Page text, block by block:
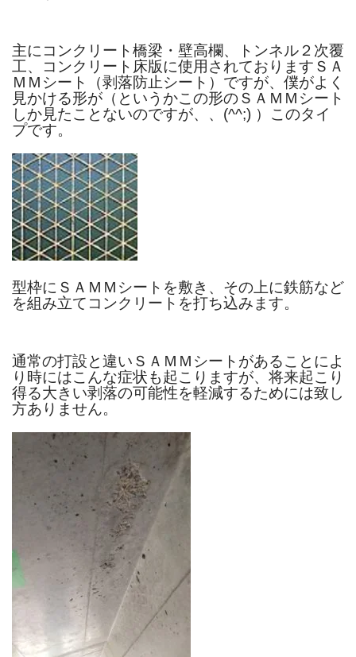
主にコンクリート橋梁・壁高欄、トンネル２次覆
工、コンクリート床版に使用されておりますＳＡ
ＭＭシート（剥落防止シート）ですが、 僕がよく
見かける形が（というかこの形のＳＡＭＭシート
しか見たことないのですが、、(^^;) ）このタイ
プです。
型枠にＳＡＭＭシートを敷き、その上に鉄筋など
を組み立てコンクリートを打ち込みます。
通常の打設と違いＳＡＭＭシートがあることによ
り時にはこんな症状も起こりますが、 将来起こり
得る大きい剥落の可能性を軽減するためには致し
方ありません。